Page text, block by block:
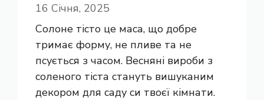
16 Січня, 2025
Солоне тісто це маса, що добре
тримає форму, не пливе та не
псується з часом. Весняні вироби з
соленого тіста стануть вишуканим
декором для саду си твоєї кімнати.